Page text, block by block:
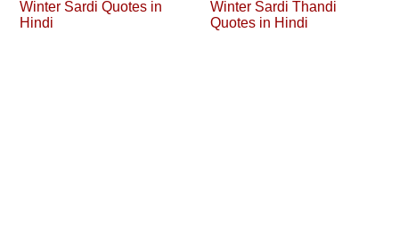
Winter Sardi Quotes in
Hindi
Winter Sardi Thandi
Quotes in Hindi